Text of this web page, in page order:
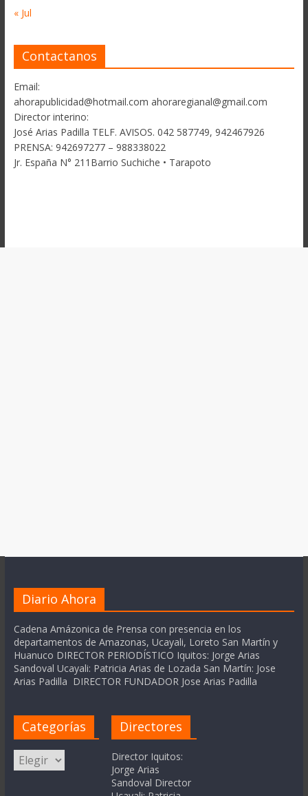
« Jul
Contactanos
Email:
ahorapublicidad@hotmail.com ahoraregianal@gmail.com
Director interino:
José Arias Padilla TELF. AVISOS. 042 587749, 942467926
PRENSA: 942697277 – 988338022
Jr. España N° 211Barrio Suchiche • Tarapoto
Diario Ahora
Cadena Amázonica de Prensa con presencia en los
departamentos de Amazonas, Ucayali, Loreto San Martín y
Huanuco DIRECTOR PERIODÍSTICO Iquitos: Jorge Arias
Sandoval Ucayali: Patricia Arias de Lozada San Martín: Jose
Arias Padilla DIRECTOR FUNDADOR Jose Arias Padilla
Categorías
Categorías
Directores
Director Iquitos:
Jorge Arias
Sandoval Director